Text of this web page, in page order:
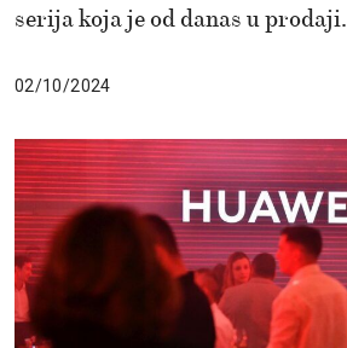
serija koja je od danas u prodaji.
02/10/2024